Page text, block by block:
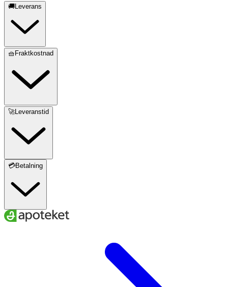
🚚Leverans
🧺Fraktkostnad
🚀Leveranstid
💳Betalning